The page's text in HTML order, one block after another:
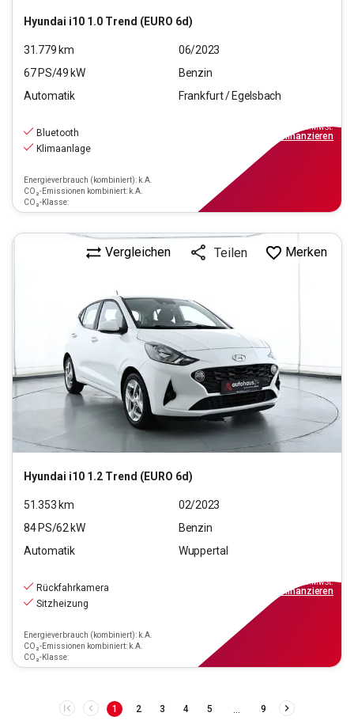
Hyundai i10 1.0 Trend (EURO 6d)
31.779km
06/2023
67PS/49kW
Benzin
Automatik
Frankfurt / Egelsbach
Bluetooth
Klimaanlage
Energieverbrauch (kombiniert): k.A.
CO₂-Emissionen kombiniert: k.A.
CO₂-Klasse:
inkl.MwSt.
finanzieren
Hyundai i10 1.2 Trend (EURO 6d)
Vergleichen Teilen Merken
51.353 km
02/2023
84PS/62 kW
Benzin
Automatik
Wuppertal
Rückfahrkamera
Sitzheizung
Energieverbrauch (kombiniert): k.A.
CO₂-Emissionen kombiniert: k.A.
CO₂-Klasse:
inkl.MwSt.
finanzieren
1 2 3 4 5 9